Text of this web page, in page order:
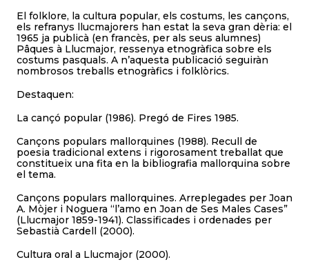
El folklore, la cultura popular, els costums, les cançons,
els refranys llucmajorers han estat la seva gran dèria: el
1965 ja publicà (en francès, per als seus alumnes)
Pâques à Llucmajor, ressenya etnogràfica sobre els
costums pasquals. A n’aquesta publicació seguiràn
nombrosos treballs etnogràfics i folklòrics.
Destaquen:
La cançó popular (1986). Pregó de Fires 1985.
Cançons populars mallorquines (1988). Recull de
poesia tradicional extens i rigorosament treballat que
constitueix una fita en la bibliografia mallorquina sobre
el tema.
Cançons populars mallorquines. Arreplegades per Joan
A. Mòjer i Noguera “l’amo en Joan de Ses Males Cases”
(Llucmajor 1859-1941). Classificades i ordenades per
Sebastià Cardell (2000).
Cultura oral a Llucmajor (2000).